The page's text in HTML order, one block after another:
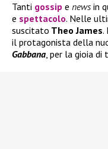
Tanti gossip e news in
e spettacolo. Nelle
suscitato Theo James.
il protagonista della
Gabbana, per la gioia di